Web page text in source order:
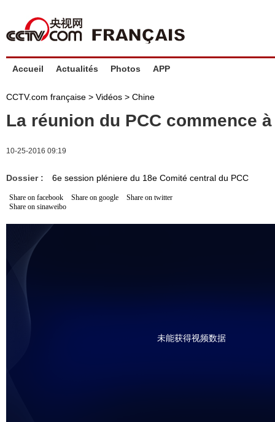
Accueil Actualités Photos APP
CCTV.com française > Vidéos > Chine
La réunion du PCC commence
10-25-2016 09:19
Dossier : 6e session pléniere du 18e Comité central du PCC
Share on facebook Share on google
Share on twitter
Share on sinaweibo
未能获得视频数据